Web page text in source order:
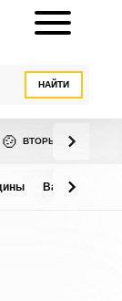
НАЙТИ
🍲 ВТОРЫЕ БЛЮДА
Варенье из